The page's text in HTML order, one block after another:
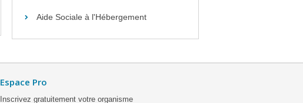
Aide Sociale à l'Hébergement
Espace Pro
Inscrivez gratuitement votre organisme